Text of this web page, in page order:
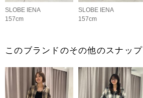
SLOBE IENA
157cm
SLOBE IENA
157cm
このブランドのその他のスナップ